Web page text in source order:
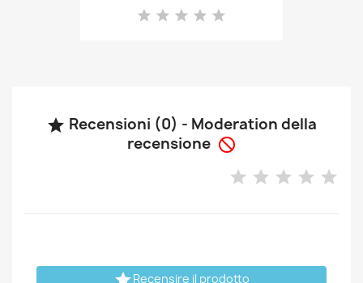
 Recensioni (0) - Moderation della
recensione 
Recensire il prodotto